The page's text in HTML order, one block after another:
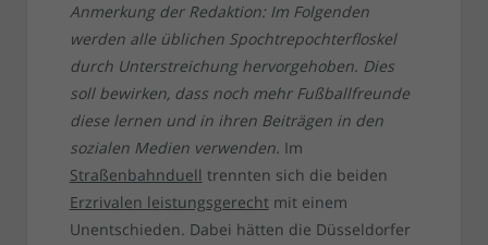
Anmerkung der Redaktion: Im Folgenden
werden alle üblichen Spochtrepochterfloskel
durch Unterstreichung hervorgehoben. Dies
soll bewirken, dass noch mehr Fußballfreunde
diese lernen und in ihren Beiträgen in den
sozialen Medien verwenden. Im
Straßenbahnduell trennten sich die beiden
Erzrivalen leistungsgerechtmit einem
Unentschieden. Dabei hätten die Düsseldorfer